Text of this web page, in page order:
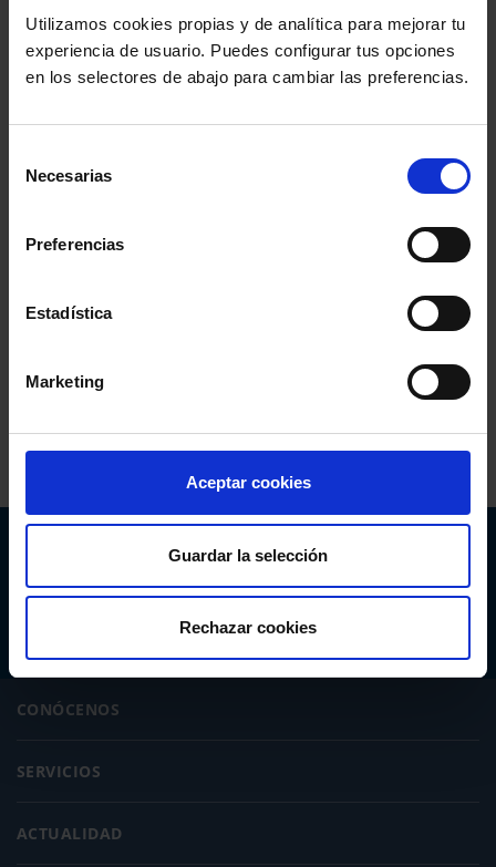
Utilizamos cookies propias y de analítica para mejorar tu
experiencia de usuario. Puedes configurar tus opciones
en los selectores de abajo para cambiar las preferencias.
Necesarias
Preferencias
Estadística
Marketing
Aceptar cookies
Guardar la selección
Rechazar cookies
Etiquetas más usadas
Consejo General de la Abogacía Española
Abogacía Española
CONÓCENOS
SERVICIOS
ACTUALIDAD